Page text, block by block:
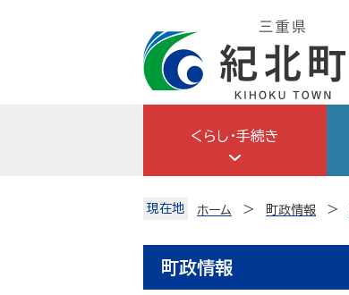
くらし・手続き
現在地 ホーム 町政情報
町政情報